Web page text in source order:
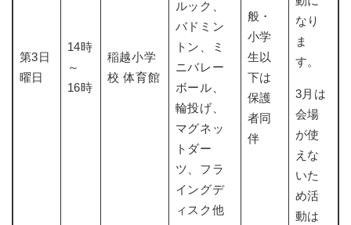
第3日
曜日
14時
～
16時
稲越小学
校 体育館
ルック、
バドミン
トン、ミ
ニバレー
ボール、
輪投げ、
マグネッ
トダー
ツ、フラ
イングデ
ィスク他
般・
小学
生以
下は
保護
者同
伴
なり
ま
す。
3月は
会場
が使
えな
いた
め活
動は